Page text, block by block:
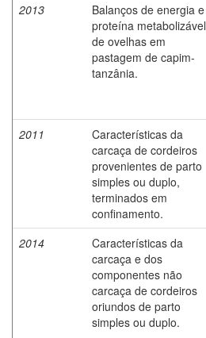
2013
Balanços de energia e
proteína metabolizável
de ovelhas em
pastagem de capim-
tanzânia.
2011
Características da
carcaça de cordeiros
provenientes de parto
simples ou duplo,
terminados em
confinamento.
2014
Características da
carcaça e dos
componentes não
carcaça de cordeiros
oriundos de parto
simples ou duplo.